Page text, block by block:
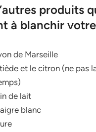
produits
à blanchir
de Marseille
tiède et le citron (ne pas
de lait
blanc